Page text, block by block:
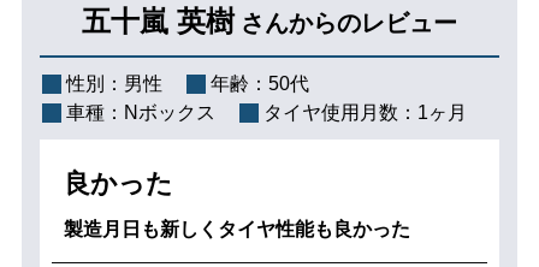
五十嵐 英樹 さんからのレビュー
性別： 男性 年齢： 50代
車種： Nボックス タイヤ使用月数： 1ヶ月
良かった
製造月日も新しくタイヤ性能も良かった